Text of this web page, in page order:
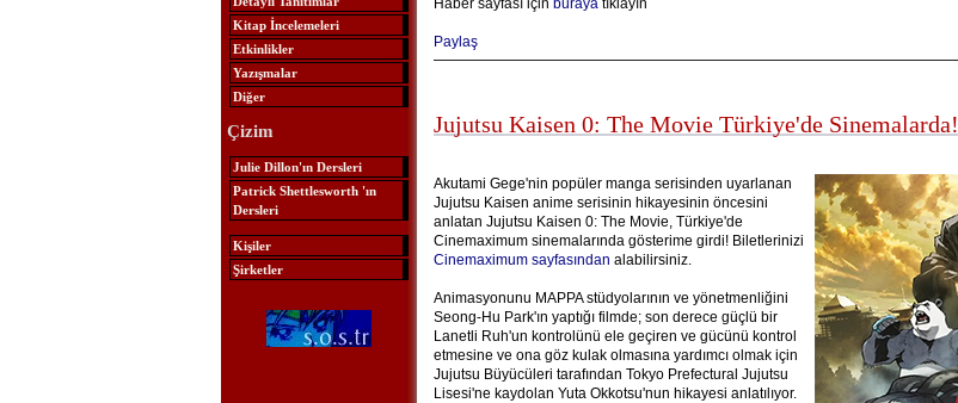
Kitap İncelemeleri
Etkinlikler
Yazışmalar
Diğer
Çizim
Julie Dillon'ın Dersleri
Patrick Shettlesworth 'ın
Dersleri
Kişiler
Şirketler
Haber sayfası için burayatıklayın
Paylaş
Jujutsu Kaisen 0: The Movie Türkiye'de Sinemalarda!
Akutami Gege'nin popüler manga serisinden uyarlanan
Jujutsu Kaisen anime serisinin hikayesinin öncesini
anlatan Jujutsu Kaisen 0: The Movie, Türkiye'de
Cinemaximum sinemalarında gösterime girdi! Biletlerinizi
Cinemaximum sayfasından alabilirsiniz.
Animasyonunu MAPPA stüdyolarının ve yönetmenliğini
Seong-Hu Park'ın yaptığı filmde; son derece güçlü bir
Lanetli Ruh'un kontrolünü ele geçiren ve gücünü kontrol
etmesine ve ona göz kulak olmasına yardımcı olmak için
Jujutsu Büyücüleri tarafından Tokyo Prefectural Jujutsu
Lisesi'ne kaydolan Yuta Okkotsu'nun hikayesi anlatılıyor.